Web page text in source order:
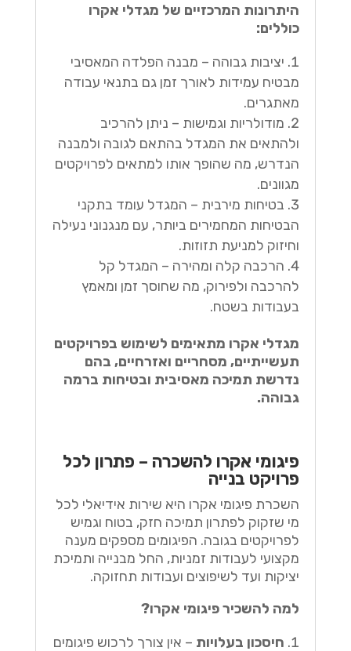
היתרונות המרכזיים של מגדלי אקרו
כוללים:
יציבות גבוהה – מבנה הפלדה המאסיבי
מבטיח עמידות לאורך זמן גם בתנאי עבודה
מאתגרים.
מודולריות וגמישות – ניתן להרכיב
ולהתאים את המגדל בהתאם לגובה ולמבנה
הנדרש, מה שהופך אותו למתאים לפרויקטים
מגוונים.
בטיחות מירבית – המגדל עומד בתקני
הבטיחות המחמירים ביותר, עם מנגנוני נעילה
וחיזוק למניעת תזוזות.
הרכבה קלה ומהירה – המגדל קל
להרכבה ולפירוק, מה שחוסך זמן ומאמץ
בעבודות בשטח.
מגדלי אקרו מתאימים לשימוש בפרויקטים
תעשייתיים, מסחריים ואזרחיים, בהם
נדרשת תמיכה מאסיבית ובטיחות ברמה
גבוהה.
פיגומי אקרו להשכרה – פתרון לכל
פרויקט בנייה
השכרת פיגומי אקרו היא שירות אידיאלי לכל
מי שזקוק לפתרון תמיכה חזק, בטוח וגמיש
לפרויקטים בגובה. הפיגומים מספקים מענה
מקצועי לעבודות זמניות, החל מבנייה ותמיכת
יציקות ועד לשיפוצים ועבודות תחזוקה.
למה להשכיר פיגומי אקרו?
חיסכון בעלויות – אין צורך לרכוש פיגומים